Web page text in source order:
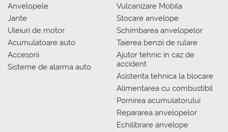
Anvelopele
Jante
Uleiuri de motor
Acumulatoare auto
Accesorii
Sisteme de alarma auto
Vulcanizare Mobila
Stocare anvelope
Schimbarea anvelopelor
Taierea benzii de rulare
Ajutor tehnic in caz de
accident
Asistenta tehnica la blocare
Alimentarea cu combustibil
Pornirea acumulatorului
Repararea anvelopelor
Echilibrare anvelope